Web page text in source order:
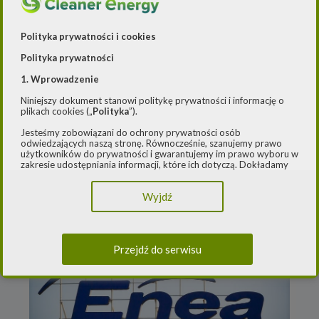
12 grudnia 2024
OX2 zacznie produkcję zielonej energii
Polityka prywatności i cookies
Polityka prywatności
1. Wprowadzenie
Niniejszy dokument stanowi politykę prywatności i informację o
plikach cookies („Polityka”).
Jesteśmy zobowiązani do ochrony prywatności osób
odwiedzających naszą stronę. Równocześnie, szanujemy prawo
użytkowników do prywatności i gwarantujemy im prawo wyboru w
zakresie udostępniania informacji, które ich dotyczą. Dokładamy
przepisami, w szczególności rozporządzeniem Parlamentu
Europejskiego i Rady (UE) 2016/979 z dnia 27 kwietnia 2016 r. w
10 maja 2018 roku o ochronie danych osobowych („
Niniejsza Polityka dotyczy przetwarzania danych osobowych,
których administratorem jest Cleaner Energy spółka z ograniczoną
odpowiedzialnością sp. k. z siedzibą w Warszawie, przy ul.
Wyjdź
Przejdź do serwisu